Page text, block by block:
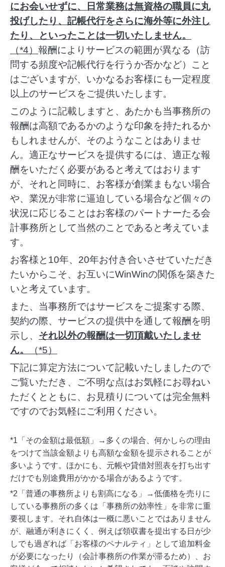
にお会いせずに、日常業務は無資格の職員に丸
投げしたり、記帳代行をさらに海外等に外注し
たり、といったことは一切いたしません。
（*4） 報酬によりサービスの範囲が異なる（訪
問する頻度や記帳代行を行うか否かなど）こと
はございますが、いかなるお客様にも一定程度
以上のサービスをご提供いたします。
このように記載しますと、あたかも当事務所の
報酬は高額であるかのような印象を持たれるか
もしれませんが、そのようなことはありませ
ん。適正なサービスを提供するには、適正な報
酬をいただく必要があると考えてはおります
が、それと同時に、お客様が創業まもない場合
や、業況が非常に逼迫している場合など個々の
状況に応じることはお客様のパートナーたる会
計事務所として当然のことであると考えていま
す。
お客様と10年、20年お付き合いさせていただき
たいからこそ、お互いにWinWinの関係を築きた
いと考えています。
また、当事務所ではサービスをご提案する際、
契約の際、サービスの提供中を通して報酬を明
示し、 それ以外の報酬は一切頂戴いたしませ
ん。
（*5）
下記に算定方法について記載いたしましたので
ご覧いただき、ご不明な点はお気軽にお尋ねい
ただくとともに、お見積りについては完全無料
ですのでお気軽にご利用ください。
*1「その金額は最低額」→多くの場合、何かしらの理由
をつけて当該金額よりも高額な金額を提示されることが
多いようです。ほかにも、元帳や貸借対照表を打ち出す
だけでも別途費用がかかる場合があるようです。
*2「普通の事務所よりも割高になる」→低価格を売りに
している事務所の多くは「事務所の効率性」を非常に重
要視します。それ自体は一概に悪いことではありません
が、融通が利きにくく、例えば領収書を提出する日が少
しでも過ぎれば「お客様のペナルティ」として追加料金
が必要になったり（会計事務所の作業が滞るため）、お